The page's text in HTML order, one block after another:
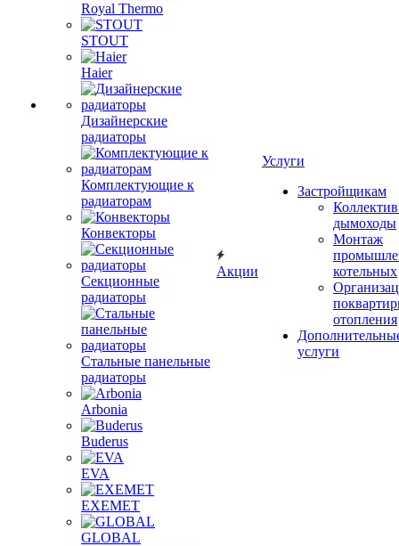
Royal Thermo
STOUT
Haier
Дизайнерские
радиаторы
Комплектующие к
радиаторам
Конвекторы
Секционные
радиаторы
Стальные панельные
радиаторы
Arbonia
Buderus
EVA
EXEMET
GLOBAL
Акции
Услуги
Застройщикам
дымоходы
Монтаж
котельных
отопления
услуги